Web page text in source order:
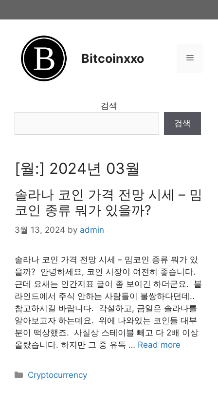
to
Bitcoinxxo Menu
검색
검색
[월:] 2024년 03월
솔라나 코인 가격 전망 시세 – 밈
코인 종류 뭐가 있을까?
3월 13, 2024 by admin
솔라나 코인 가격 전망 시세 – 밈코인 종류 뭐가 있
을까? ​ 안녕하세요, 코인 시장이 여전히 좋습니다.
근데 요새는 인간지표 글이 좀 보이긴 하더군요. ​ 블
라인드에서 주식 안하는 사람들이 불쌍하다던데..
참고하시길 바랍니다. ​ 각설하고, 금일은 솔라나를
알아보고자 하는데요. ​ 위에 나와있는 코인들 대부
분이 떡상했죠. ​ 사실상 스테이블 빼고 다 2배 이상
올랐습니다. 하지만 그 중 유독 … Read more
Categories
Cryptocurrency